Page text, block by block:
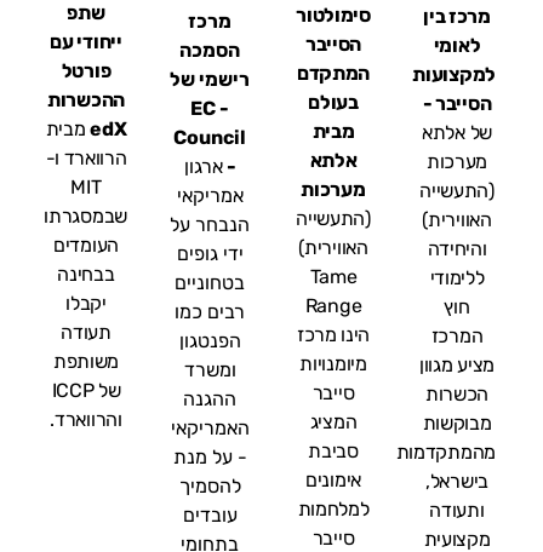
מרכז בין
לאומי
למקצועות
הסייבר -
של אלתא
מערכות
(התעשייה
האווירית)
והיחידה
ללימודי
חוץ
המרכז
מציע מגוון
הכשרות
מבוקשות
מהמתקדמות
בישראל,
ותעודה
מקצועית
סימולטור
הסייבר
המתקדם
בעולם
מבית
אלתא
מערכות
(התעשייה
האווירית)
Tame
Range
הינו מרכז
מיומנויות
סייבר
המציג
סביבת
אימונים
למלחמות
סייבר
מרכז
הסמכה
רישמי של
EC -
Council
-ארגון
אמריקאי
הנבחר על
ידי גופים
בטחוניים
רבים כמו
הפנטגון
ומשרד
ההגנה
האמריקאי
- על מנת
להסמיך
עובדים
בתחומי
שתפ
ייחודי עם
פורטל
ההכשרות
edXמבית
הרווארד ו-
MIT
שבמסגרתו
העומדים
בבחינה
יקבלו
תעודה
משותפת
של ICCP
והרווארד.